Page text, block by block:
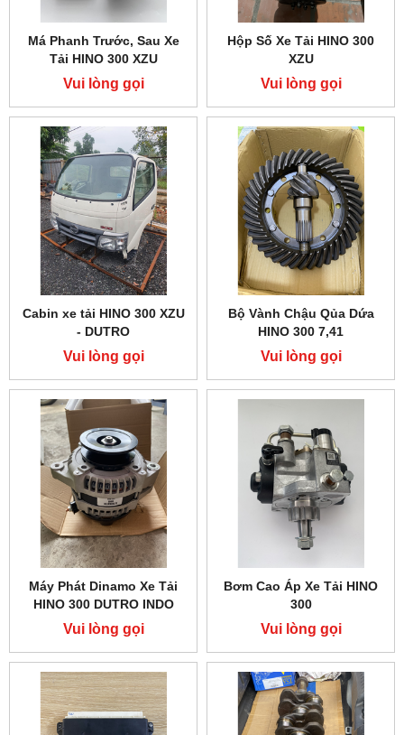
Má Phanh Trước, Sau Xe
Tải HINO 300 XZU
Vui lòng gọi
Hộp Số Xe Tải HINO 300
XZU
Vui lòng gọi
Cabin xe tải HINO 300 XZU
- DUTRO
Vui lòng gọi
Bộ Vành Chậu Qủa Dứa
HINO 300 7,41
Vui lòng gọi
Máy Phát Dinamo Xe Tải
HINO 300 DUTRO INDO
Vui lòng gọi
Bơm Cao Áp Xe Tải HINO
300
Vui lòng gọi